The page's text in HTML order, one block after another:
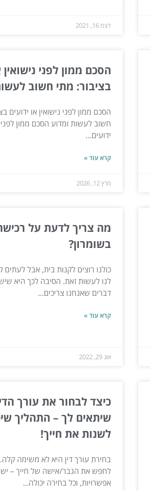
דצמ 16, 2021
הסכם ממון לפני נישואין
בציבור: מתי חשוב
הסכם ממון לפני נישואין או ידועים
חשוב לעשות ומדוע הסכם ממון לפני
ידועים...
קרא עוד »
מרץ 12, 2026
מה צריך לדעת על
בשומרון?
כולנו רוצים לקנות בית, אבל
לנו לעשות זאת. הסיבה לכך היא
דברים שאנחנו צריכים...
קרא עוד »
אוג 29, 2022
כיצד לבחור את עורך
שיתאים לך – התהליך
לשנות את חייך!
בחירת עורך דין היא לא משימה
לחפש את הגבר/אישה של חייך – יש
אפשרויות, וכל בחירה יכולה...